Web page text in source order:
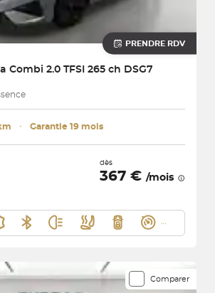
PRENDRE RDV
Combi 2.0 TFSI 265 ch DSG7
･ Garantie 19 mois
dès
367 € /mois
Comparer